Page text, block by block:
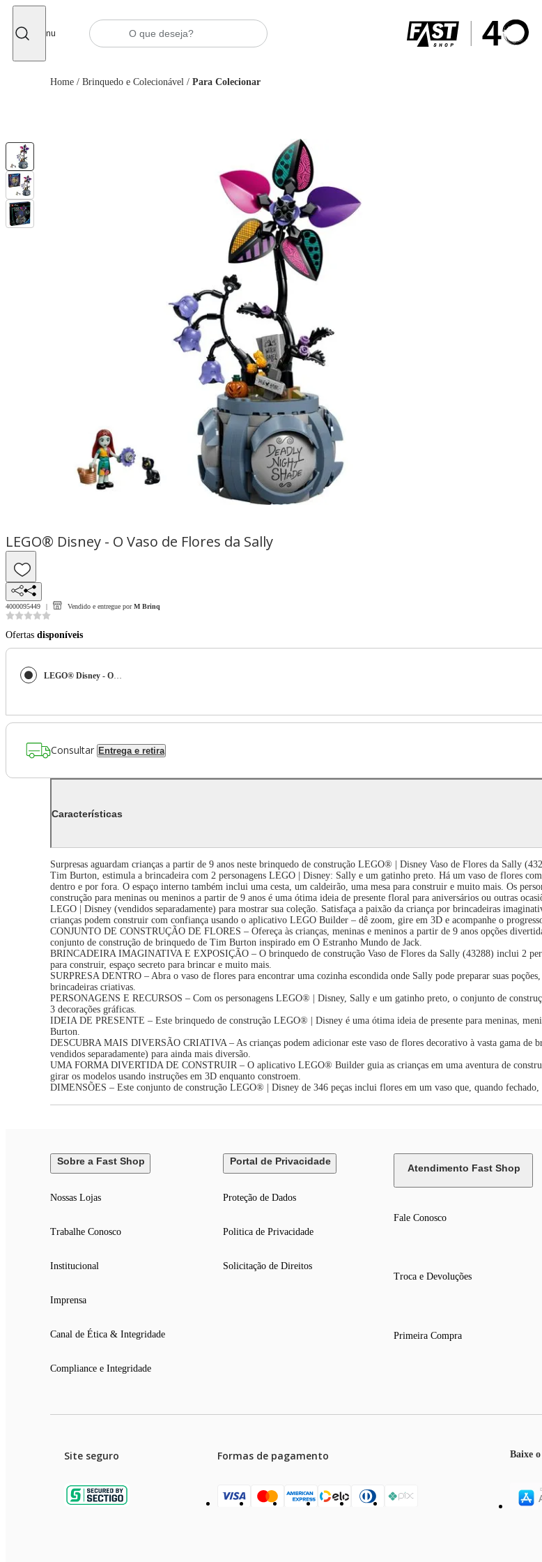
Menu
Home / Brinquedo e Colecionável / Para Colecionar
LEGO® Disney - O Vaso de Flores da Sally
4000095449 Vendido e entregue por M Brinq
Ofertas disponíveis
LEGO® Disney - O Vaso de Flores da Sally
Consultar Entrega e retira
Características
Surpresas aguardam crianças a partir de 9 anos neste brinquedo de construção LEGO® | Disney Vaso de Flores da Sally
Tim Burton, estimula a brincadeira com 2 personagens LEGO | Disney: Sally e um gatinho preto. Há um vaso de flores
dentro e por fora. O espaço interno também inclui uma cesta, um caldeirão, uma mesa para construir e muito mais. Os
construção para meninas ou meninos a partir de 9 anos é uma ótima ideia de presente floral para aniversários ou outras
LEGO | Disney (vendidos separadamente) para mostrar sua coleção. Satisfaça a paixão da criança por brincadeiras
crianças podem construir com confiança usando o aplicativo LEGO Builder – dê zoom, gire em 3D e acompanhe o
CONJUNTO DE CONSTRUÇÃO DE FLORES – Ofereça às crianças, meninas e meninos a partir de 9 anos opções
conjunto de construção de brinquedo de Tim Burton inspirado em O Estranho Mundo de Jack.
BRINCADEIRA IMAGINATIVA E EXPOSIÇÃO – O brinquedo de construção Vaso de Flores da Sally (43288) inclui 2
para construir, espaço secreto para brincar e muito mais.
SURPRESA DENTRO – Abra o vaso de flores para encontrar uma cozinha escondida onde Sally pode preparar suas
brincadeiras criativas.
PERSONAGENS E RECURSOS – Com os personagens LEGO® | Disney, Sally e um gatinho preto, o conjunto de
3 decorações gráficas.
IDEIA DE PRESENTE – Este brinquedo de construção LEGO® | Disney é uma ótima ideia de presente para meninas,
Burton.
DESCUBRA MAIS DIVERSÃO CRIATIVA – As crianças podem adicionar este vaso de flores decorativo à vasta gama
vendidos separadamente) para ainda mais diversão.
UMA FORMA DIVERTIDA DE CONSTRUIR – O aplicativo LEGO® Builder guia as crianças em uma aventura de
girar os modelos usando instruções em 3D enquanto constroem.
DIMENSÕES – Este conjunto de construção LEGO® | Disney de 346 peças inclui flores em um vaso que, quando
Sobre a Fast Shop
Nossas Lojas
Trabalhe Conosco
Institucional
Imprensa
Canal de Ética & Integridade
Compliance e Integridade
Portal de Privacidade
Proteção de Dados
Politica de Privacidade
Solicitação de Direitos
Atendimento Fast Shop
Fale Conosco
Troca e Devoluções
Primeira Compra
Site seguro Formas de pagamento Baixe